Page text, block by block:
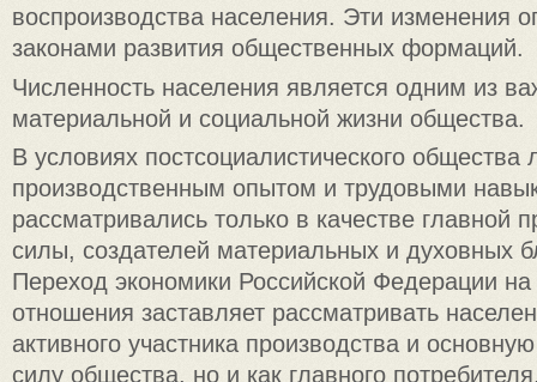
воспроизводства населения. Эти изменения
законами развития общественных формаций.
Численность населения является одним из
материальной и социальной жизни общества.
В условиях постсоциалистического общества
производственным опытом и трудовыми
рассматривались только в качестве главной
силы, создателей материальных и духовных
Переход экономики Российской Федерации
отношения заставляет рассматривать
активного участника производства и
силу общества, но и как главного